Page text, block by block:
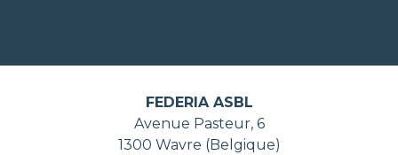
FEDERIA ASBL
Avenue Pasteur, 6
1300 Wavre (Belgique)